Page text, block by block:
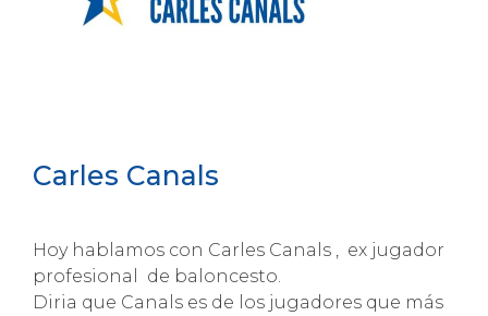
Carles Canals
Hoy hablamos con Carles Canals , ex jugador
profesional de baloncesto.
Diria que Canals es de los jugadores que más